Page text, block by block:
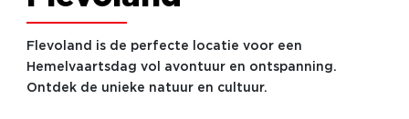
Flevoland is de perfecte locatie voor een
Hemelvaartsdag vol avontuur en ontspanning.
Ontdek de unieke natuur en cultuur.